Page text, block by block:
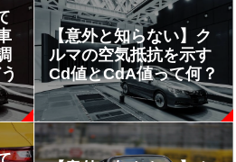
【意外と知らない】ク
ルマの空気抵抗を示す
Cd値とCdA値って何？